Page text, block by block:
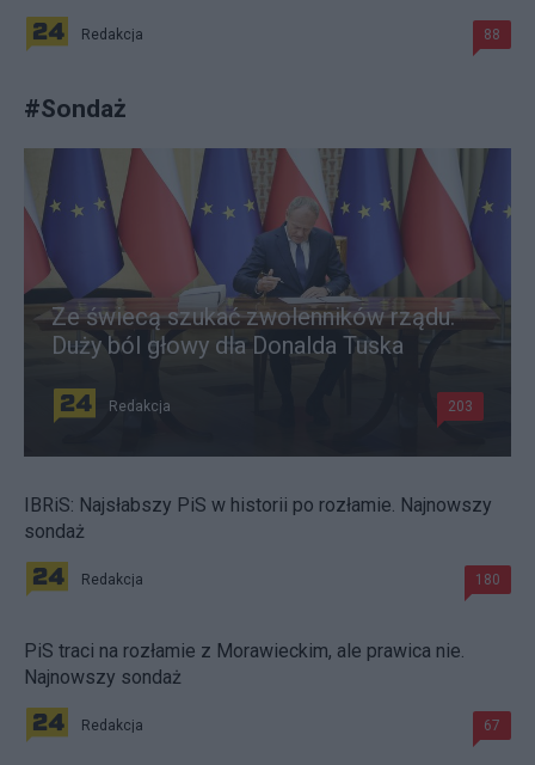
Redakcja 88
#Sondaż
Ze świecą szukać zwolenników rządu.
Duży ból głowy dla Donalda Tuska
Redakcja 203
IBRiS: Najsłabszy PiS w historii po rozłamie. Najnowszy
sondaż
Redakcja 180
PiS traci na rozłamie z Morawieckim, ale prawica nie.
Najnowszy sondaż
Redakcja 67